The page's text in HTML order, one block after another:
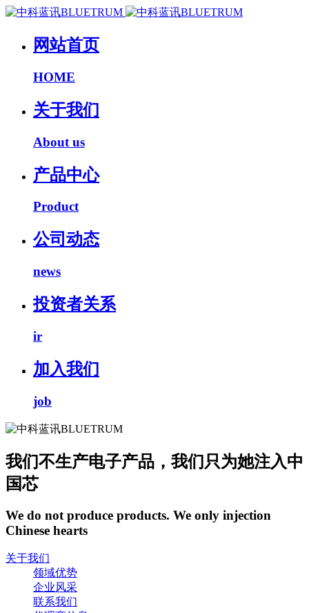
网站首页
HOME
关于我们
About us
产品中心
Product
公司动态
news
投资者关系
ir
加入我们
job
我们不生产电子产品，我们只为她注入中
国芯
We do not produce products. We only injection
Chinese hearts
关于我们
领域优势
企业风采
联系我们